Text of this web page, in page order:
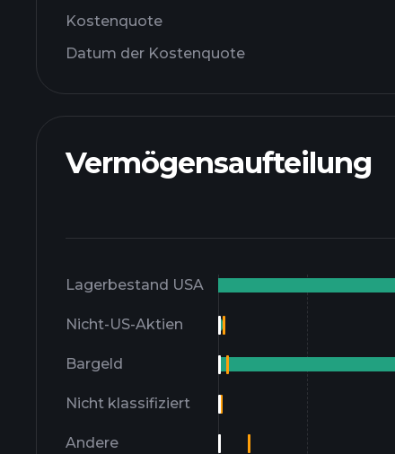
Kostenquote
Datum der Kostenquote
Vermögensaufteilung
Lagerbestand USA
Nicht-US-Aktien
Bargeld
Nicht klassifiziert
Andere